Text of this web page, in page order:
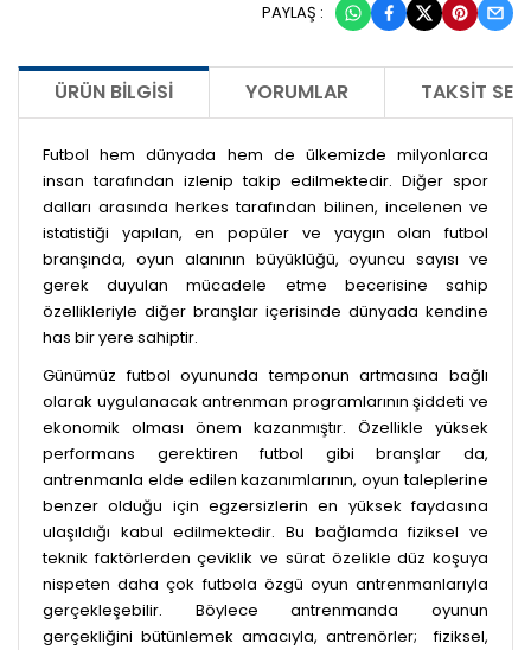
PAYLAŞ :
ÜRÜN BILGISI YORUMLAR TAKSIT
Futbol hem dünyada hem de ülkemizde milyonlarca
insan tarafından izlenip takip edilmektedir. Diğer spor
dalları arasında herkes tarafından bilinen, incelenen ve
istatistiği yapılan, en popüler ve yaygın olan futbol
branşında, oyun alanının büyüklüğü, oyuncu sayısı ve
gerek duyulan mücadele etme becerisine sahip
özellikleriyle diğer branşlar içerisinde dünyada kendine
has bir yere sahiptir.
Günümüz futbol oyununda temponun artmasına bağlı
olarak uygulanacak antrenman programlarının şiddeti ve
ekonomik olması önem kazanmıştır. Özellikle yüksek
performans gerektiren futbol gibi branşlar da,
antrenmanla elde edilen kazanımlarının, oyun taleplerine
benzer olduğu için egzersizlerin en yüksek faydasına
ulaşıldığı kabul edilmektedir. Bu bağlamda fiziksel ve
teknik faktörlerden çeviklik ve sürat özelikle düz koşuya
nispeten daha çok futbola özgü oyun antrenmanlarıyla
gerçekleşebilir. Böylece antrenmanda oyunun
gerçekliğini bütünlemek amacıyla, antrenörler; fiziksel,